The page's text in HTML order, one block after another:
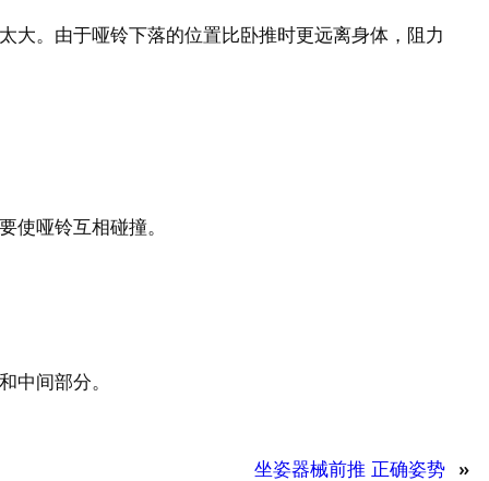
大。由于哑铃下落的位置比卧推时更远离身体，阻力
使哑铃互相碰撞。
中间部分。
坐姿器械前推 正确姿势 »